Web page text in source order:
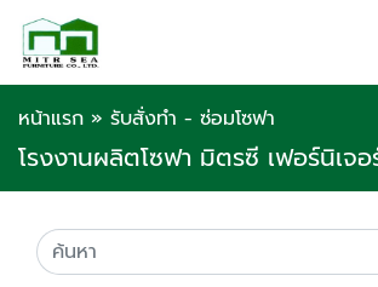
หน้าแรก » รับสั่งทำ - ซ่อมโซฟา
โรงงานผลิตโซฟา มิตรซี เฟอร์นิเจอ